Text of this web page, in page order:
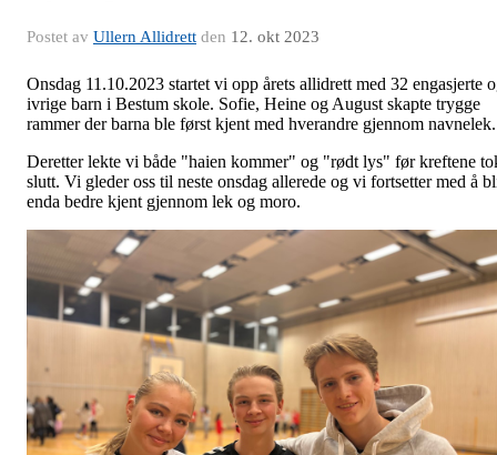
Postet av Ullern Allidrett den 12. okt 2023
Onsdag 11.10.2023 startet vi opp årets allidrett med 32 engasjerte
ivrige barn i Bestum skole. Sofie, Heine og August skapte trygge
rammer der barna ble først kjent med hverandre gjennom navnelek.
Deretter lekte vi både "haien kommer" og "rødt lys" før kreftene
slutt. Vi gleder oss til neste onsdag allerede og vi fortsetter med å
enda bedre kjent gjennom lek og moro.